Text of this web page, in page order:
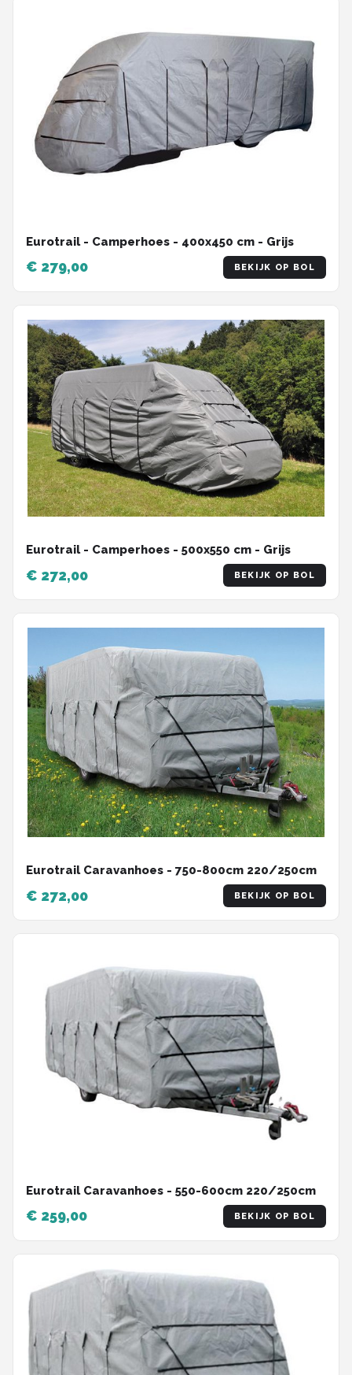
Eurotrail - Camperhoes - 400x450 cm - Grijs
€ 279,00 BEKIJK OP BOL
Eurotrail - Camperhoes - 500x550 cm - Grijs
€ 272,00 BEKIJK OP BOL
Eurotrail Caravanhoes - 750-800cm 220/250cm
€ 272,00 BEKIJK OP BOL
Eurotrail Caravanhoes - 550-600cm 220/250cm
€ 259,00 BEKIJK OP BOL